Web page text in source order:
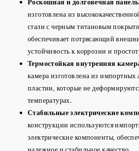
Роскошная и долговечная панель
изготовлена из
стали с черным титановым
обеспечивает потрясающий
устойчивость к коррозии и
Термостойкая внутренняя
камера изготовлена из
пластин, которые не
температурах.
Стабильные электрические
конструкции используются
электрические компоненты,